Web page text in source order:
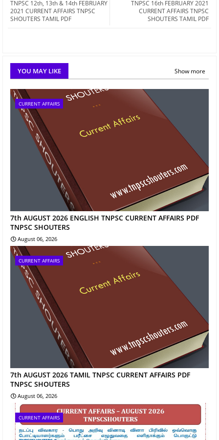
TNPSC 16th FEBRUARY 2021
CURRENT AFFAIRS TNPSC
SHOUTERS TAMIL PDF
TNPSC 12th, 13th & 14th FEBRUARY
2021 CURRENT AFFAIRS TNPSC
SHOUTERS TAMIL PDF
YOU MAY LIKE Show more
CURRENT AFFAIRS
7th AUGUST 2026 ENGLISH TNPSC CURRENT AFFAIRS PDF
TNPSC SHOUTERS
August 06, 2026
CURRENT AFFAIRS
7th AUGUST 2026 TAMIL TNPSC CURRENT AFFAIRS PDF
TNPSC SHOUTERS
August 06, 2026
CURRENT AFFAIRS